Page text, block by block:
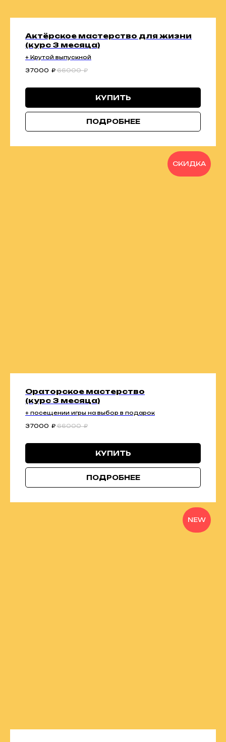
Актёрское мастерство для жизни
(курс 3 месяца)
+ Крутой выпускной
37000 ₽ 66000 ₽
КУПИТЬ
ПОДРОБНЕЕ
СКИДКА
Ораторское мастерство
(курс 3 месяца)
+ посещении игры на выбор в подарок
37000 ₽ 66000 ₽
КУПИТЬ
ПОДРОБНЕЕ
NEW